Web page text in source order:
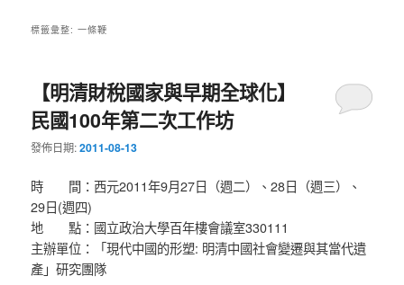
標籤彙整:一條鞭
【明清財稅國家與早期全球化】
民國100年第二次工作坊
發佈日期:2011-08-13
時 間：西元2011年9月27日（週二）、28日（週三）、
29日(週四)
地 點：國立政治大學百年樓會議室330111
主辦單位：「現代中國的形塑: 明清中國社會變遷與其當代遺
產」研究團隊